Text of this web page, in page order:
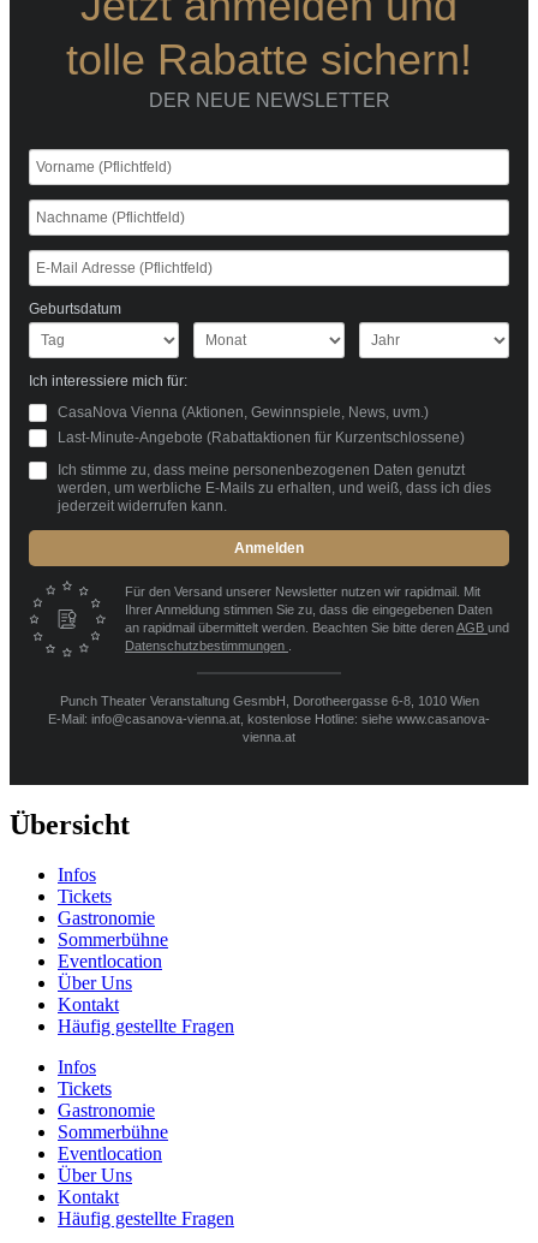
tolle Rabatte sichern!
DER NEUE NEWSLETTER
Geburtsdatum
Ich interessiere mich für:
CasaNova Vienna (Aktionen, Gewinnspiele, News, uvm.)
Last-Minute-Angebote (Rabattaktionen für Kurzentschlossene)
Ich stimme zu, dass meine personenbezogenen Daten genutzt
werden, um werbliche E-Mails zu erhalten, und weiß, dass ich dies
jederzeit widerrufen kann.
Anmelden
Für den Versand unserer Newsletter nutzen wir rapidmail. Mit
Ihrer Anmeldung stimmen Sie zu, dass die eingegebenen Daten
an rapidmail übermittelt werden. Beachten Sie bitte derenAGB und
Datenschutzbestimmungen
Punch Theater Veranstaltung GesmbH, Dorotheergasse 6-8, 1010 Wien
E-Mail: info@casanova-vienna.at, kostenlose Hotline: siehe www.casanova-
vienna.at
Übersicht
Infos
Tickets
Gastronomie
Sommerbühne
Eventlocation
Über Uns
Kontakt
Häufig gestellte Fragen
Infos
Tickets
Gastronomie
Sommerbühne
Eventlocation
Über Uns
Kontakt
Häufig gestellte Fragen